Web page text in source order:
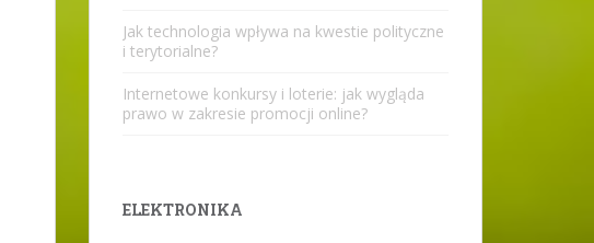
Jak technologia wpływa na kwestie polityczne
i terytorialne?
Internetowe konkursy i loterie: jak wygląda
prawo w zakresie promocji online?
ELEKTRONIKA